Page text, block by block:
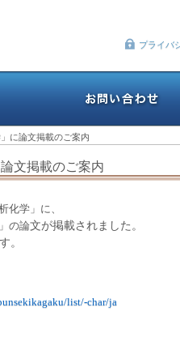
プライバ
に論文掲載のご案内
文掲載のご案内
化学」に、
の論文が掲載されました。
。
list/-char/ja